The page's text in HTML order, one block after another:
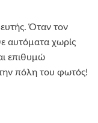
Όταν τον
αυτόματα χωρίς
επιθυμώ
πόλη του φωτός!